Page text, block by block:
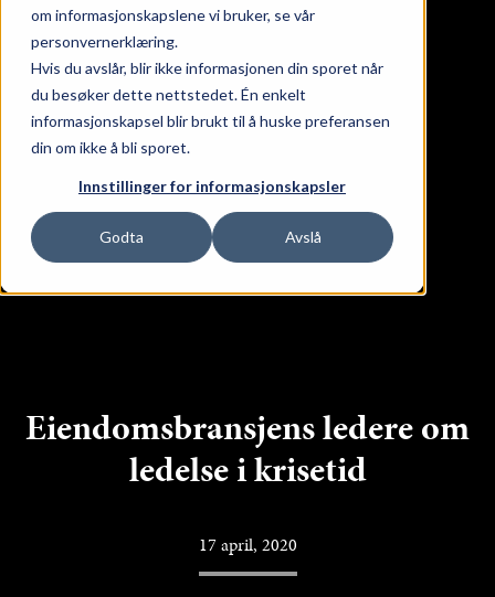
om informasjonskapslene vi bruker, se vår
personvernerklæring.
Hvis du avslår, blir ikke informasjonen din sporet når
du besøker dette nettstedet. Én enkelt
informasjonskapsel blir brukt til å huske preferansen
din om ikke å bli sporet.
Innstillinger for informasjonskapsler
Godta Avslå
24, 26 & 28
torg
Lokaler
Eiendomsbransjens ledere om
ledelse i krisetid
17 april, 2020